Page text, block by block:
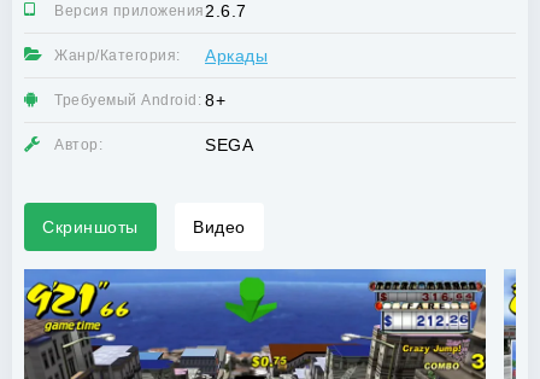
Версия приложения:2.6.7
Жанр/Категория: Аркады
Требуемый Android: 8+
Автор: SEGA
Скриншоты Видео